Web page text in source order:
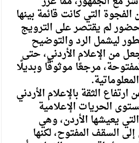
التي كانت قائمة بينها
لم يقتصر على الترويج
ليشمل الرد والتوضيح
من الإعلام الأردني، حتى
مرجعًا موثوقًا وبديلًا
الثقة بالإعلام الأردني
الحريات الإعلامية
يعيشها الأردن، وهي
السقف المفتوح، لكنها